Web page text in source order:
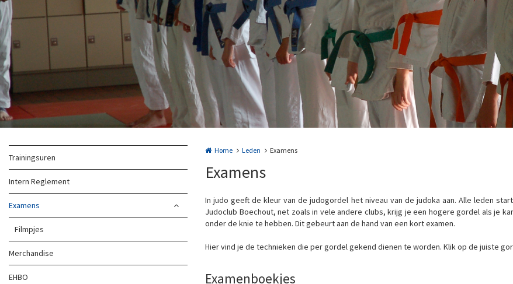
Trainingsuren
Intern Reglement
Examens
Filmpjes
Merchandise
EHBO
Home Leden Examens
Examens
In judo geeft de kleur van de judogordel het niveau van de judoka aan. Alle leden
Judoclub Boechout, net zoals in vele andere clubs, krijg je een hogere gordel als je
onder de knie te hebben. Dit gebeurt aan de hand van een kort examen.
Hier vind je de technieken die per gordel gekend dienen te worden. Klik op de juiste
Examenboekjes